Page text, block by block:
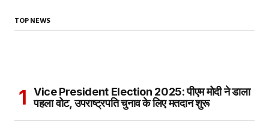
TOP NEWS
Vice President Election 2025: पीएम मोदी ने डाला
पहला वोट, उपराष्ट्रपति चुनाव के लिए मतदान शुरू